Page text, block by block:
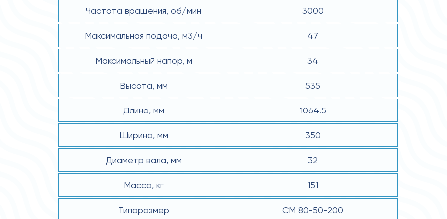
Частота вращения, об/мин 3000
Максимальная подача, м3/ч 47
Максимальный напор, м 34
Высота, мм 535
Длина, мм 1064.5
Ширина, мм 350
Диаметр вала, мм 32
Масса, кг 151
Типоразмер СМ 80-50-200